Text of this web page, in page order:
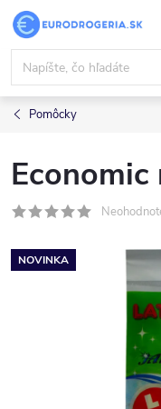
Prejsť
obsah
Pomôcky
Economic
NOVINKA